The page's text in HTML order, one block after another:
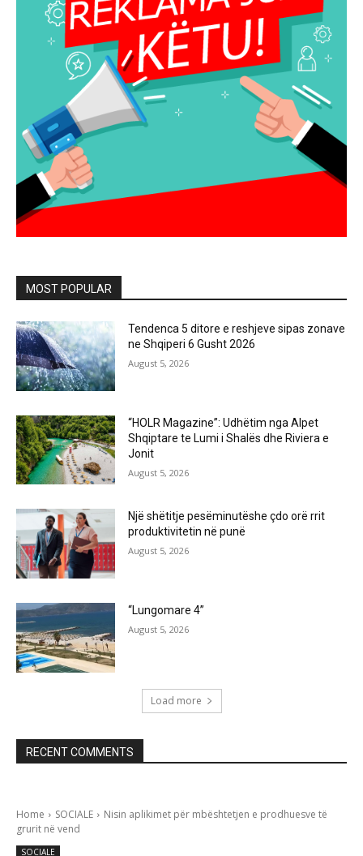
MOST POPULAR
Tendenca 5 ditore e reshjeve sipas zonave
ne Shqiperi 6 Gusht 2026
August 5, 2026
“HOLR Magazine”: Udhëtim nga Alpet
Shqiptare te Lumi i Shalës dhe Riviera e
Jonit
August 5, 2026
Një shëtitje pesëminutëshe çdo orë rrit
produktivitetin në punë
August 5, 2026
“Lungomare 4”
August 5, 2026
Load more
RECENT COMMENTS